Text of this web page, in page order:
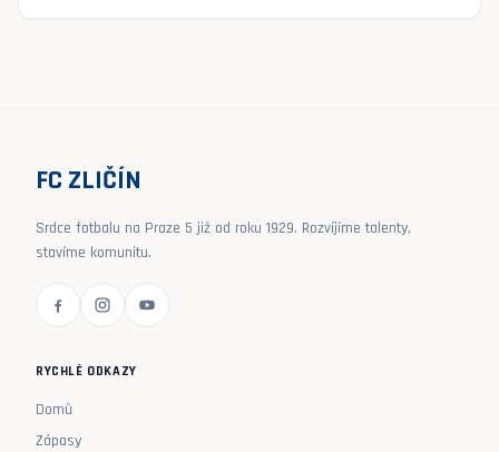
FC ZLIČÍN
Srdce fotbalu na Praze 5 již od roku 1929. Rozvíjíme talenty,
stavíme komunitu.
RYCHLÉ ODKAZY
Domů
Zápasy